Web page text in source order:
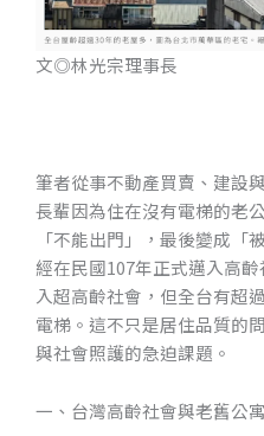
文◎林光宗理事長
筆者從事不動產買賣、建設
長輩因為住在沒有電梯的老
「不能出門」，最後變成「
經在民國107年正式邁入高
入超高齡社會，但全台有超
電梯。這不只是居住品質的
與社會照護的急迫課題。
一、台灣高齡社會與老舊公